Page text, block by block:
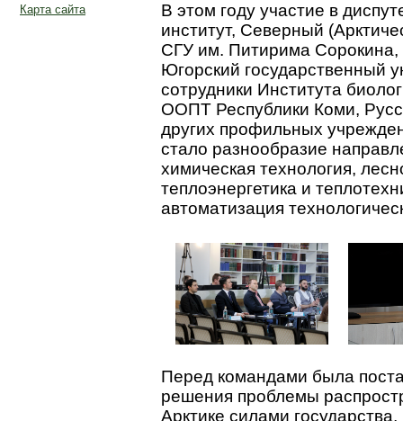
Карта сайта
В этом году участие в
институт, Северный
СГУ им. Питирима
Югорский государственный
сотрудники Института
ООПТ Республики Коми,
других профильных
стало разнообразие
химическая технология,
теплоэнергетика и
автоматизация
Перед командами была
решения проблемы
Арктике силами